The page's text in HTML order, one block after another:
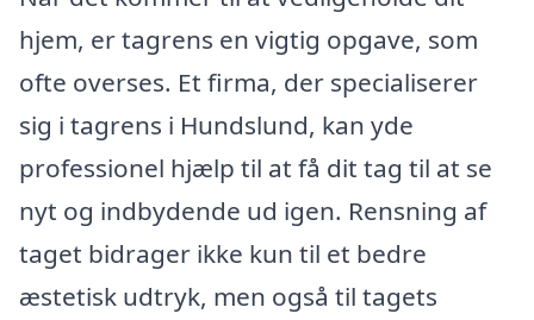
hjem, er tagrens en vigtig opgave, som
ofte overses. Et firma, der specialiserer
sig i tagrens i Hundslund, kan yde
professionel hjælp til at få dit tag til at se
nyt og indbydende ud igen. Rensning af
taget bidrager ikke kun til et bedre
æstetisk udtryk, men også til tagets